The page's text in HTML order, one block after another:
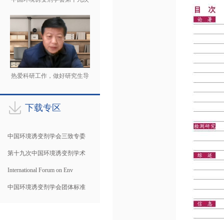
热爱科研工作，做好研究生导
下载专区
中国环境诱变剂学会三致专委
第十九次中国环境诱变剂学术
International Forum on Env
中国环境诱变剂学会团体标准